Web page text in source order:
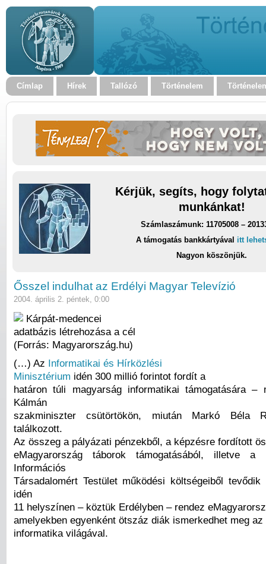
Címlap Hírek Tallózó Történelem
Kérjük, segíts, hogy
munkánkat!
Számlaszámunk: 11705008 –
A támogatás bankkártyával itt
Nagyon köszönjük.
Ősszel indulhat az Erdélyi Magyar Televízió
2004. április 2. péntek, 0:00
Kárpát-medencei
adatbázis létrehozása a cél
(Forrás: Magyarország.hu)
(…) Az Informatikai és Hírközlési
Minisztérium idén 300 millió forintot fordít a
határon túli magyarság informatikai támogatására –
Kálmán
szakminiszter csütörtökön, miután Markó Béla
találkozott.
Az összeg a pályázati pénzekből, a képzésre fordított
eMagyarország táborok támogatásából, illetve a
Információs
Társadalomért Testület működési költségeiből
idén
11 helyszínen – köztük Erdélyben – rendez
amelyekben egyenként ötszáz diák ismerkedhet meg
informatika világával.